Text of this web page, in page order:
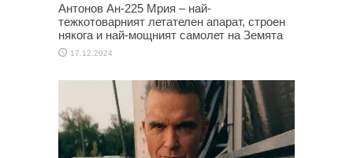
Антонов Ан-225 Мрия – най-
тежкотоварният летателен апарат, строен
някога и най-мощният самолет на Земята
17.12.2024